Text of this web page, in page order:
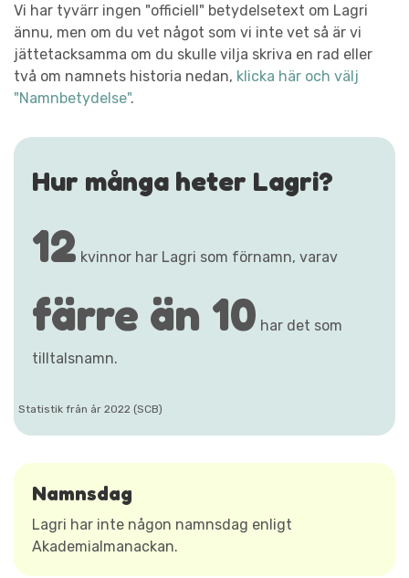
Vi har tyvärr ingen "officiell" betydelsetext om Lagri
ännu, men om du vet något som vi inte vet så är vi
jättetacksamma om du skulle vilja skriva en rad eller
två om namnets historia nedan, klicka här och välj
"Namnbetydelse".
Hur många heter Lagri?
12 kvinnor har Lagri som förnamn, varav
färre än 10 har det som
tilltalsnamn.
Statistik från år 2022 (SCB)
Namnsdag
Lagri har inte någon namnsdag enligt
Akademialmanackan.